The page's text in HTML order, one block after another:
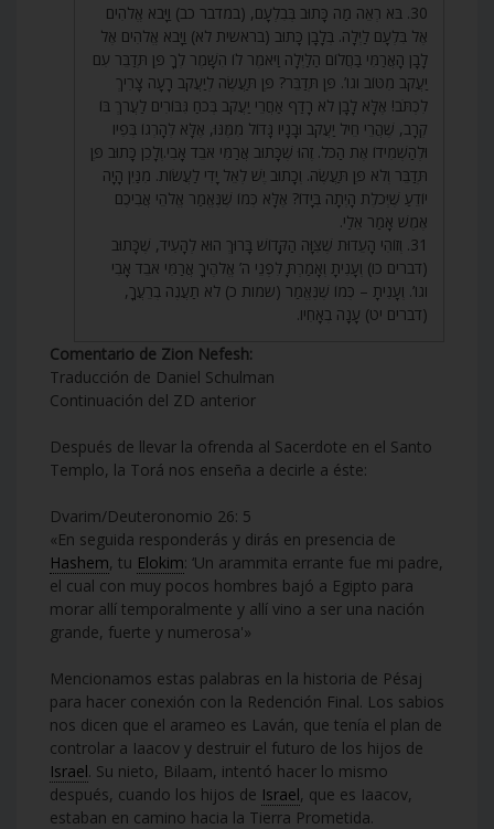
30. בֹּא רְאֵה מַה כָּתוּב בְּבִלְעָם, (במדבר כב) וַיָּבֹא אֱלֹהִים
אֶל בִּלְעָם לַיְלָה. בְּלָבָן כָּתוּב (בראשית לא) וַיָּבֹא אֱלֹהִים אֶל
לָבָן הָאֲרַמִּי בַּחֲלוֹם הַלַּיְלָה וַיֹּאמֶר לוֹ הִשָּׁמֶר לְךָ פֶּן תְּדַבֵּר עִם
יַעֲקֹב מִטּוֹב וגו’. פֶּן תְּדַבֵּר? פֶּן תַּעֲשֶׂה לְיַעֲקֹב רָעָה צָרִיךְ
לִכְתֹּב! אֶלָּא לָבָן לֹא רָדַף אַחֲרֵי יַעֲקֹב בְּכֹחַ גִּבּוֹרִים לַעֲרֹךְ בּוֹ
קְרָב, שֶׁהֲרֵי חֵיל יַעֲקֹב וּבָנָיו גָּדוֹל מִמֶּנּוּ, אֶלָּא לְהָרְגוֹ בְּפִיו
וּלְהַשְׁמִידוֹ אֶת הַכֹּל. זֶהוּ שֶׁכָּתוּב אֲרַמִּי אֹבֵד אָבִי.וְלָכֵן כָּתוּב פֶּן
תְּדַבֵּר וְלֹא פֶּן תַּעֲשֶׂה. וְכָתוּב יֶשׁ לְאֵל יָדִי לַעֲשׂוֹת. מִנַּיִן הָיָה
יוֹדֵעַ שֶׁיְּכֹלֶת הָיְתָה בְּיָדוֹ? אֶלָּא כְּמוֹ שֶׁנֶּאֱמַר אֱלֹהֵי אֲבִיכֶם
אֶמֶשׁ אָמַר אֵלַי.
31. וְזוֹהִי הָעֵדוּת שֶׁצִּוָּה הַקָּדוֹשׁ בָּרוּךְ הוּא לְהָעִיד, שֶׁכָּתוּב
(דברים כו) וְעָנִיתָ וְאָמַרְתָּ לִפְנֵי ה’ אֱלֹהֶיךָ אֲרַמִּי אֹבֵד אָבִי
וגו’. וְעָנִיתָ – כְּמוֹ שֶׁנֶּאֱמַר (שמות כ) לֹא תַעֲנֶה בְרֵעֲךָ,
(דברים יט) עָנָה בְאָחִיו.
Comentario de Zion Nefesh:
Traducción de Daniel Schulman
Continuación del ZD anterior
Después de llevar la ofrenda al Sacerdote en el Santo
Templo, la Torá nos enseña a decirle a éste:
Dvarim/Deuteronomio 26: 5
«En seguida responderás y dirás en presencia de
Hashem, tu Elokim: ‘Un arammita errante fue mi padre,
el cual con muy pocos hombres bajó a Egipto para
morar allí temporalmente y allí vino a ser una nación
grande, fuerte y numerosa'»
Mencionamos estas palabras en la historia de Pésaj
para hacer conexión con la Redención Final. Los sabios
nos dicen que el arameo es Laván, que tenía el plan de
controlar a Iaacov y destruir el futuro de los hijos de
Israel. Su nieto, Bilaam, intentó hacer lo mismo
después, cuando los hijos de Israel, que es Iaacov,
estaban en camino hacia la Tierra Prometida.